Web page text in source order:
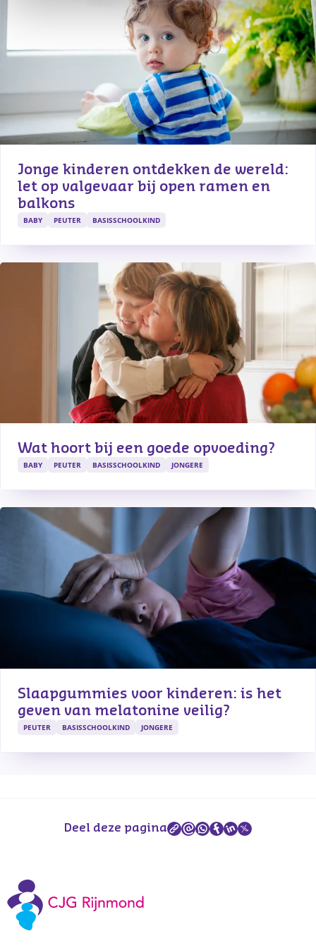
Jonge kinderen ontdekken de wereld:
let op valgevaar bij open ramen en
balkons
BABY PEUTER BASISSCHOOLKIND
Wat hoort bij een goede opvoeding?
BABY PEUTER BASISSCHOOLKIND JONGERE
Slaapgummies voor kinderen: is het
geven van melatonine veilig?
PEUTER BASISSCHOOLKIND JONGERE
Deel deze pagina